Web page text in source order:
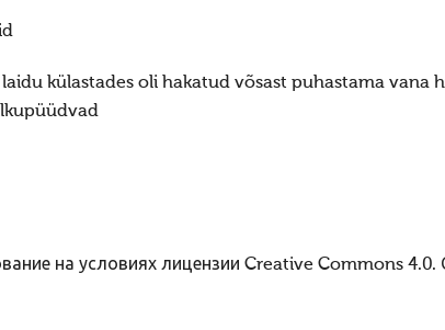
laidu külastades oli hakatud võsast puhastama vana
на условиях лицензии Creative Commons